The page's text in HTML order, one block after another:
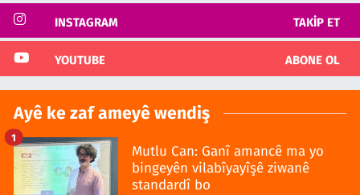
INSTAGRAM TAKIP ET
YOUTUBE ABONE OL
Ayê ke zaf ameyê wendiş
Mutlu Can: Ganî amancê ma yo
bingeyên vilabîyayîşê ziwanê
standardî bo
1